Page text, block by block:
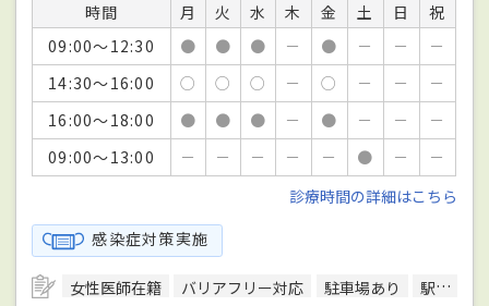
時間 月 火 水 木 金 土 日
祝
09:00～12:30
● ● ● － ● － －
－
14:30～16:00
○ ○ ○ － ○ － －
－
16:00～18:00
● ● ● － ● － －
－
09:00～13:00
－ － － － － ● －
－
診療時間の詳細はこちら
感染症対策実施
女性医師在籍 バリアフリー対応 駐車場あり 駅徒歩5分圏内